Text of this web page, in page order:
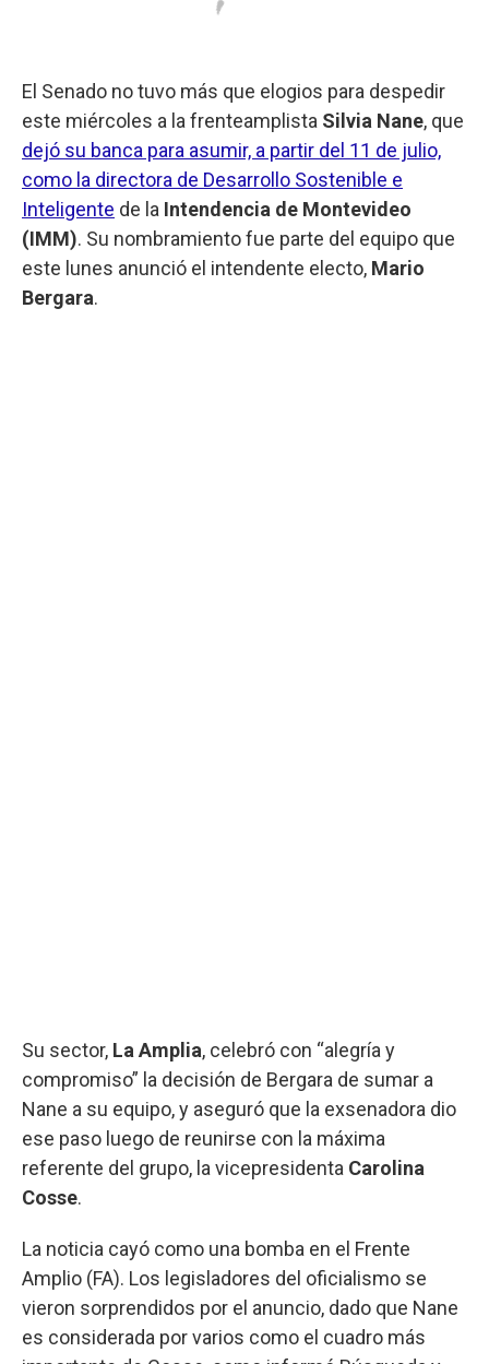
El Senado no tuvo más que elogios para despedir
este miércoles a la frenteamplista Silvia Nane, que
dejó su banca para asumir, a partir del 11 de julio,
como la directora de Desarrollo Sostenible e
Inteligente de la Intendencia de Montevideo
(IMM). Su nombramiento fue parte del equipo que
este lunes anunció el intendente electo, Mario
Bergara.
Su sector, La Amplia, celebró con “alegría y
compromiso” la decisión de Bergara de sumar a
Nane a su equipo, y aseguró que la exsenadora dio
ese paso luego de reunirse con la máxima
referente del grupo, la vicepresidenta Carolina
Cosse.
La noticia cayó como una bomba en el Frente
Amplio (FA). Los legisladores del oficialismo se
vieron sorprendidos por el anuncio, dado que Nane
es considerada por varios como el cuadro más